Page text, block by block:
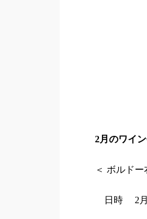
2月のワイ
＜ ボルド
日時 2月